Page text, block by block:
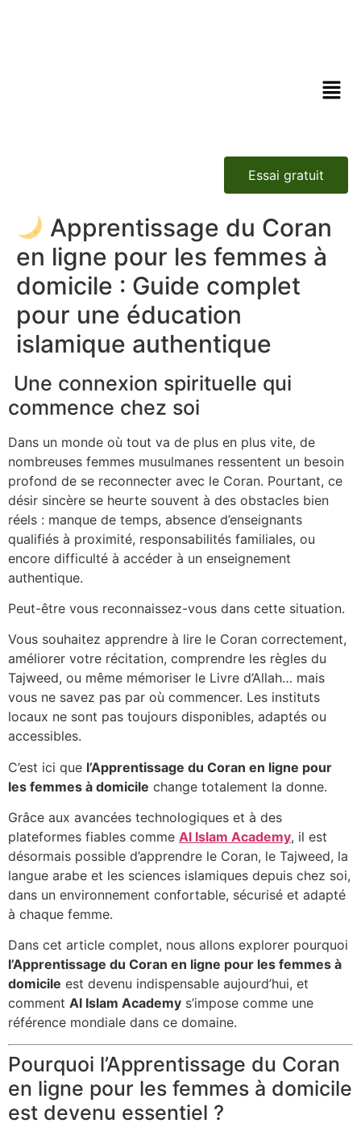
Essai gratuit
Apprentissage du Coran
en ligne pour les femmes à
domicile : Guide complet
pour une éducation
islamique authentique
Une connexion spirituelle qui
commence chez soi
Dans un monde où tout va de plus en plus vite, de
nombreuses femmes musulmanes ressentent un besoin
profond de se reconnecter avec le Coran. Pourtant, ce
désir sincère se heurte souvent à des obstacles bien
réels : manque de temps, absence d’enseignants
qualifiés à proximité, responsabilités familiales, ou
encore difficulté à accéder à un enseignement
authentique.
Peut-être vous reconnaissez-vous dans cette situation.
Vous souhaitez apprendre à lire le Coran correctement,
améliorer votre récitation, comprendre les règles du
Tajweed, ou même mémoriser le Livre d’Allah… mais
vous ne savez pas par où commencer. Les instituts
locaux ne sont pas toujours disponibles, adaptés ou
accessibles.
C’est ici que l’Apprentissage du Coran en ligne pour
les femmes à domicile change totalement la donne.
Grâce aux avancées technologiques et à des
plateformes fiables comme Al Islam Academy, il est
désormais possible d’apprendre le Coran, le Tajweed, la
langue arabe et les sciences islamiques depuis chez soi,
dans un environnement confortable, sécurisé et adapté
à chaque femme.
Dans cet article complet, nous allons explorer pourquoi
l’Apprentissage du Coran en ligne pour les femmes à
domicile est devenu indispensable aujourd’hui, et
comment Al Islam Academy s’impose comme une
référence mondiale dans ce domaine.
Pourquoi l’Apprentissage du Coran
en ligne pour les femmes à domicile
est devenu essentiel ?